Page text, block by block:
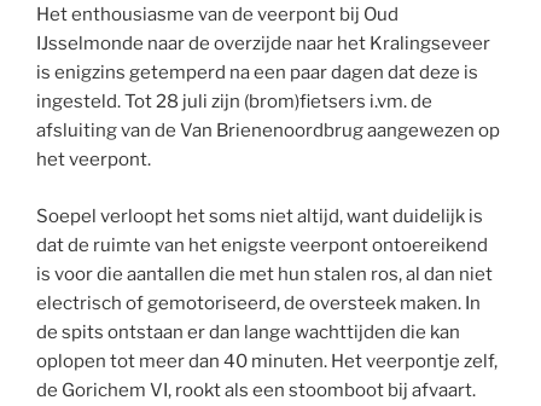
Het enthousiasme van de veerpont bij Oud
IJsselmonde naar de overzijde naar het Kralingseveer
is enigzins getemperd na een paar dagen dat deze is
ingesteld. Tot 28 juli zijn (brom)fietsers i.vm. de
afsluiting van de Van Brienenoordbrug aangewezen op
het veerpont.
Soepel verloopt het soms niet altijd, want duidelijk is
dat de ruimte van het enigste veerpont ontoereikend
is voor die aantallen die met hun stalen ros, al dan niet
electrisch of gemotoriseerd, de oversteek maken. In
de spits ontstaan er dan lange wachttijden die kan
oplopen tot meer dan 40 minuten. Het veerpontje zelf,
de Gorichem VI, rookt als een stoomboot bij afvaart.